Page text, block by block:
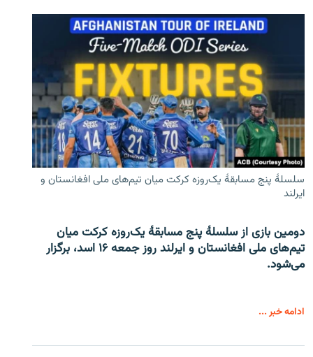
سلسلۀ پنج مسابقۀ یک‌روزه کرکت میان تیم‌های ملی افغانستان و
ایرلند
دومین بازی از سلسلۀ پنج مسابقۀ یک‌روزه کرکت میان
تیم‌های ملی افغانستان و ایرلند روز جمعه ۱۶ اسد، برگزار
می‌شود.
ادامه خبر ...